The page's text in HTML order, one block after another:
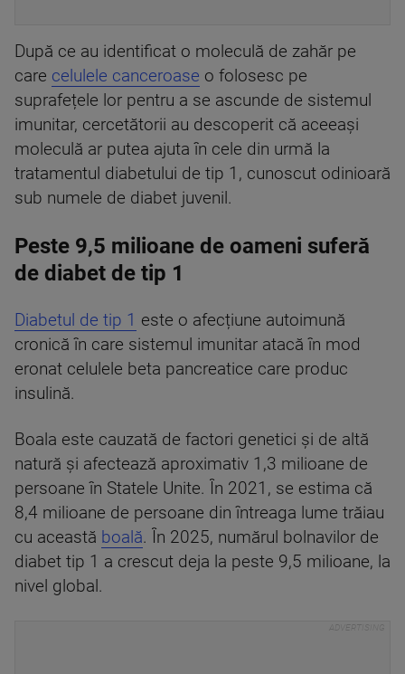
După ce au identificat o moleculă de zahăr pe
care celulele canceroase o folosesc pe
suprafețele lor pentru a se ascunde de sistemul
imunitar, cercetătorii au descoperit că aceeași
moleculă ar putea ajuta în cele din urmă la
tratamentul diabetului de tip 1, cunoscut odinioară
sub numele de diabet juvenil.
Peste 9,5 milioane de oameni suferă
de diabet de tip 1
Diabetul de tip 1 este o afecțiune autoimună
cronică în care sistemul imunitar atacă în mod
eronat celulele beta pancreatice care produc
insulină.
Boala este cauzată de factori genetici și de altă
natură și afectează aproximativ 1,3 milioane de
persoane în Statele Unite. În 2021, se estima că
8,4 milioane de persoane din întreaga lume trăiau
cu această boală. În 2025, numărul bolnavilor de
diabet tip 1 a crescut deja la peste 9,5 milioane, la
nivel global.